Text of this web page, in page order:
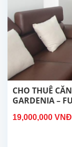
CHO THUÊ
GARDENIA –
19,000,000 VNĐ